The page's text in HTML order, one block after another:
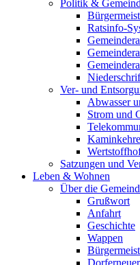
Politik &
Ratsinfo-
Ver- und
Abwasser
Strom und
Satzungen und
Leben & Wohnen
Über die
Grußwort
Anfahrt
Geschichte
Wappen